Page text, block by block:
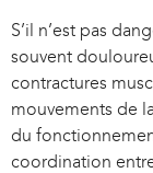
k
i
s
e
x
t
S’il n’est pas
souvent
contractures
mouvements de
du
coordination